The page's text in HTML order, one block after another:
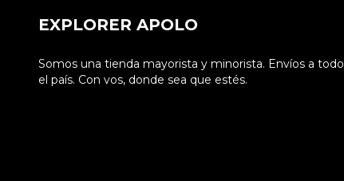
EXPLORER APOLO
Somos una tienda mayorista y minorista. Envíos a todo
el país. Con vos, donde sea que estés.